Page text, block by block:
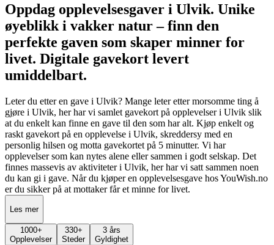
Oppdag opplevelsesgaver i Ulvik. Unike
øyeblikk i vakker natur – finn den
perfekte gaven som skaper minner for
livet. Digitale gavekort levert
umiddelbart.
Leter du etter en gave i Ulvik? Mange leter etter morsomme ting å
gjøre i Ulvik, her har vi samlet gavekort på opplevelser i Ulvik slik
at du enkelt kan finne en gave til den som har alt. Kjøp enkelt og
raskt gavekort på en opplevelse i Ulvik, skreddersy med en
personlig hilsen og motta gavekortet på 5 minutter. Vi har
opplevelser som kan nytes alene eller sammen i godt selskap. Det
finnes massevis av aktiviteter i Ulvik, her har vi satt sammen noen
du kan gi i gave. Når du kjøper en opplevelsesgave hos YouWish.no
er du sikker på at mottaker får et minne for livet.
Les mer
1000+
Opplevelser
330+
Steder
3 års
Gyldighet